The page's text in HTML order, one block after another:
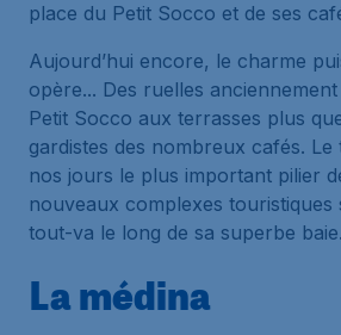
place du Petit Socco et de ses
Aujourd’hui encore, le charme
opère... Des ruelles
Petit Socco aux terrasses plus
gardistes des nombreux cafés. Le
nos jours le plus important pilier
nouveaux complexes
tout-va le long de sa superbe baie.
La médina